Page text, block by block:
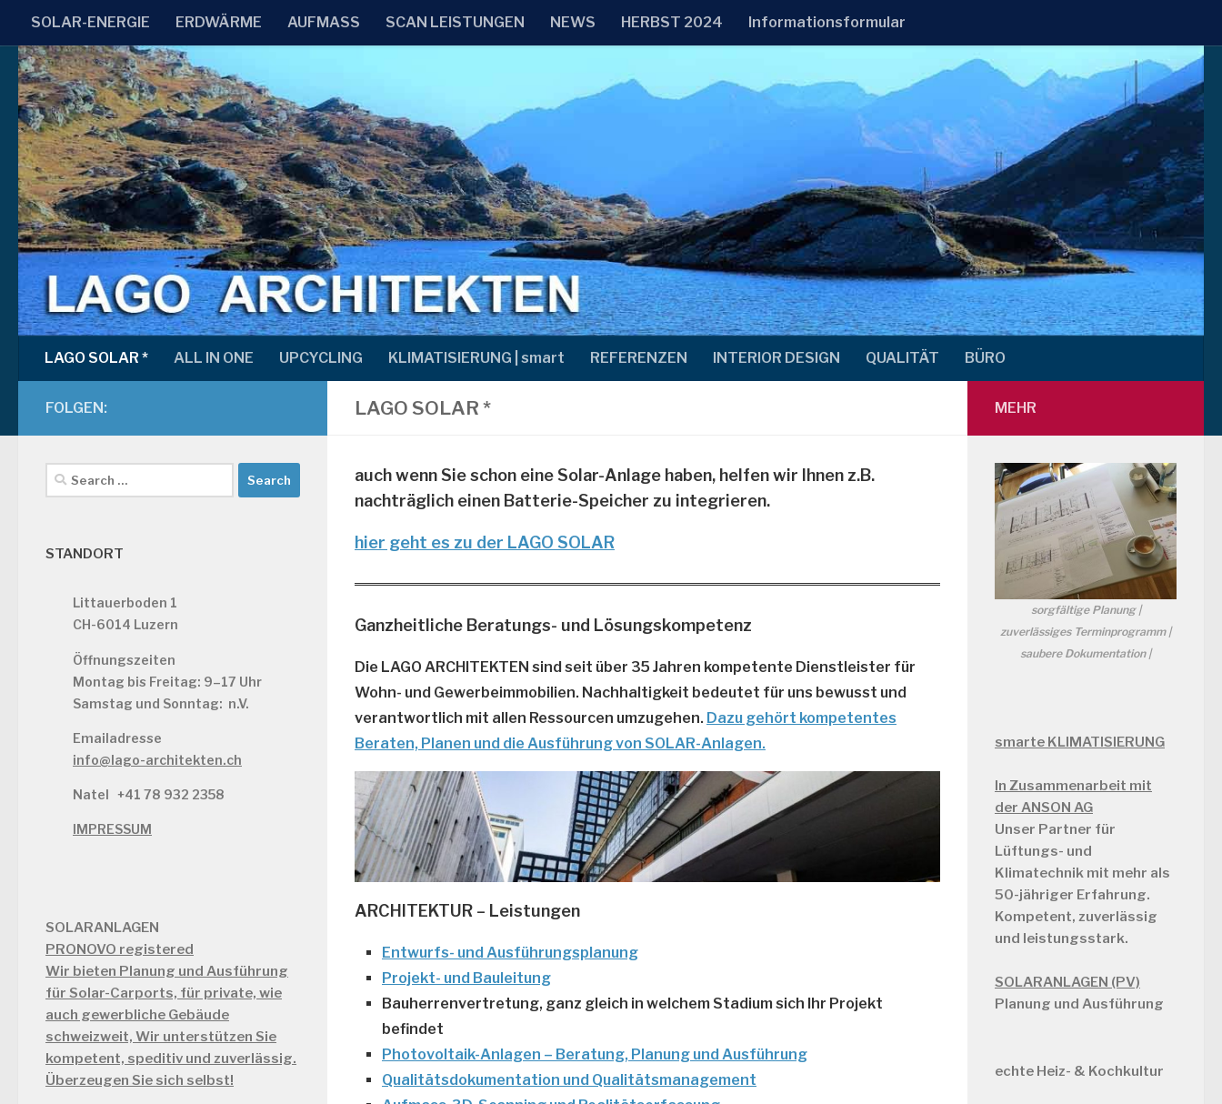
Skip to content
SOLAR-ENERGIE ERDWÄRME AUFMASS SCAN LEISTUNGEN NEWS HERBST 2024 Informationsformular
LAGO SOLAR * ALL IN ONE UPCYCLING KLIMATISIERUNG | smart REFERENZEN INTERIOR DESIGN QUALITÄT BÜRO
LAGO SOLAR *
auch wenn Sie schon eine Solar-Anlage haben, helfen wir Ihnen z.B.
nachträglich einen Batterie-Speicher zu integrieren.
hier geht es zu der LAGO SOLAR
Ganzheitliche Beratungs- und Lösungskompetenz
Die LAGO ARCHITEKTEN sind seit über 35 Jahren kompetente Dienstleister für
Wohn- und Gewerbeimmobilien. Nachhaltigkeit bedeutet für uns bewusst und
verantwortlich mit allen Ressourcen umzugehen. Dazu gehört kompetentes
Beraten, Planen und die Ausführung von SOLAR-Anlagen.
ARCHITEKTUR – Leistungen
Entwurfs- und Ausführungsplanung
Projekt- und Bauleitung
Bauherrenvertretung, ganz gleich in welchem Stadium sich Ihr Projekt
befindet
Photovoltaik-Anlagen – Beratung, Planung und Ausführung
Qualitätsdokumentation und Qualitätsmanagement
FOLGEN:
Search
for:
STANDORT
Littauerboden 1
CH-6014 Luzern
Öffnungszeiten
Montag bis Freitag: 9–17 Uhr
Samstag und Sonntag: n.V.
Emailadresse
info@lago-architekten.ch
Natel +41 78 932 2358
IMPRESSUM
SOLARANLAGEN
PRONOVO registered
Wir bieten Planung und Ausführung
für Solar-Carports, für private, wie
auch gewerbliche Gebäude
schweizweit, Wir unterstützen Sie
kompetent, speditiv und zuverlässig.
Überzeugen Sie sich selbst!
MEHR
sorgfältige Planung |
zuverlässiges Terminprogramm |
saubere Dokumentation |
smarte KLIMATISIERUNG
In Zusammenarbeit mit
der ANSON AG
Unser Partner für
Lüftungs- und
Klimatechnik mit mehr als
50-jähriger Erfahrung.
Kompetent, zuverlässig
und leistungsstark.
SOLARANLAGEN (PV)
Planung und Ausführung
echte Heiz- & Kochkultur